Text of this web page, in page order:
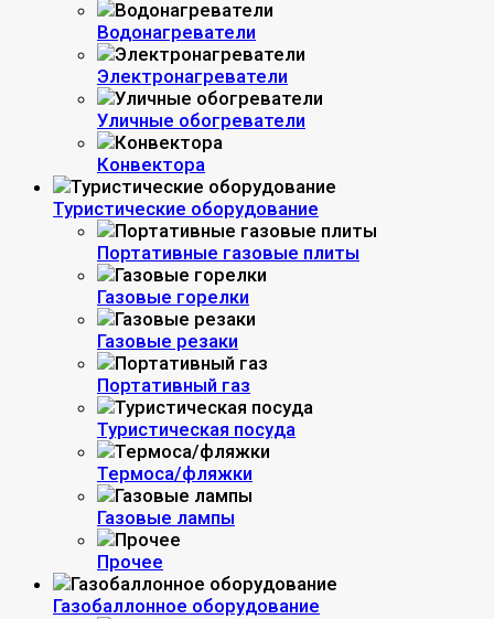
Водонагреватели
Электронагреватели
Уличные обогреватели
Конвектора
Туристические оборудование
Портативные газовые плиты
Газовые горелки
Газовые резаки
Портативный газ
Туристическая посуда
Термоса/фляжки
Газовые лампы
Прочее
Газобаллонное оборудование